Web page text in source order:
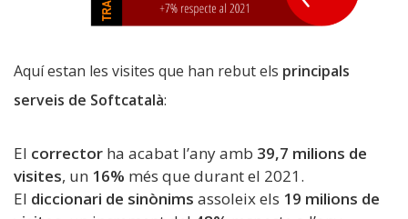
Aquí estan les visites que han rebut els principals
serveis de Softcatalà:
El corrector ha acabat l’any amb 39,7 milions de
visites, un 16% més que durant el 2021.
El diccionari de sinònims assoleix els 19 milions de